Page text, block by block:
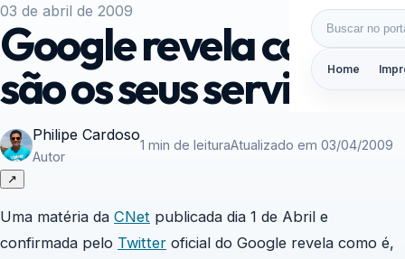
Buscar por:
Home
03 de abril de 2009
Google revela como
são os seus servidores
Philipe Cardoso
Autor
1 min de leituraAtualizado em 03/04/2009
↗
Uma matéria da CNet publicada dia 1 de Abril e
confirmada pelo Twitter oficial do Google revela como é,